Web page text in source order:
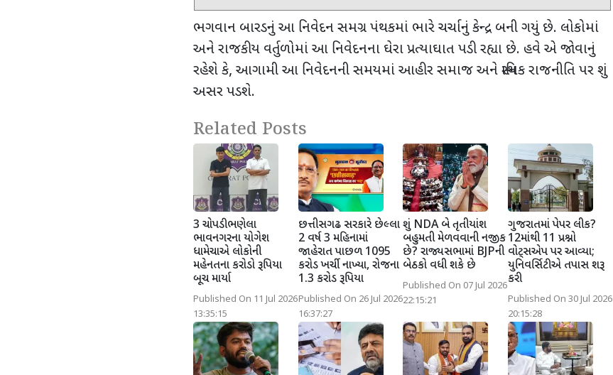
ભગવાન બારડનું આ નિવેદન સમગ્ર પંથકમાં ભારે ચર્ચાનું કેન્દ્ર બની ગયું છે. લોકોમાં
અને રાજકીય વર્તુળોમાં આ નિવેદનના ઘેરા પ્રત્યાઘાત પડી રહ્યા છે. હવે એ જોવાનું
રહેશે કે, આગામી આ નિવેદનની સમયમાં આહીર સમાજ અને સ્થાનિક રાજનીતિ પર શું
અસર પડશે.
Related Posts
3 ચોપડી ભણેલા
ભાવનગરના યોગેશ
ધામેચાએ લોકોની
મહેનતના કરોડો રૂપિયા
બૂચ માર્યા
Published On 11 Jul 2026
13:35:15
છત્તીસગઢ સરકારે છેલ્લા
2 વર્ષ 3 મહિનામાં
જાહેરાત પાછળ 1095
કરોડ ખર્ચી નાખ્યા, રોજના
1.3 કરોડ રૂપિયા
Published On 26 Jul 2026
16:37:27
શું NDA બે તૃતીયાંશ
બહુમતી મેળવવાની નજીક
છે? રાજ્યસભામાં BJPની
બેઠકો વધી શકે છે
Published On 07 Jul 2026
22:15:21
ગુજરાતમાં પેપર લીક?
12માંથી 11 પ્રશ્નો
વોટ્સએપ પર આવ્યા;
યુનિવર્સિટીએ તપાસ શરૂ
કરી
Published On 30 Jul 2026
20:15:28